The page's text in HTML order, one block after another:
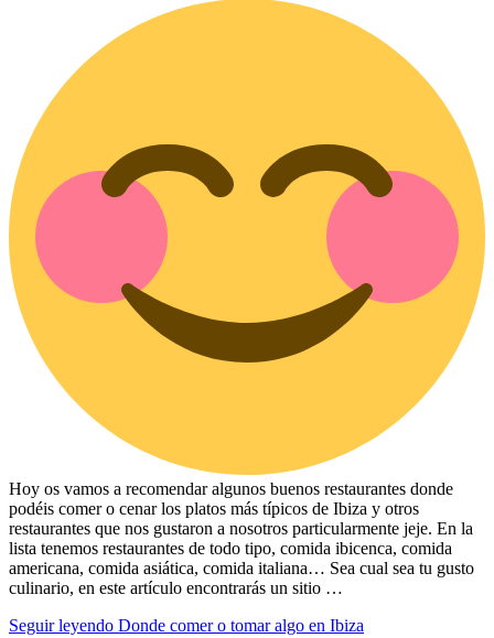
Hoy os vamos a recomendar algunos buenos restaurantes donde
podéis comer o cenar los platos más típicos de Ibiza y otros
restaurantes que nos gustaron a nosotros particularmente jeje. En la
lista tenemos restaurantes de todo tipo, comida ibicenca, comida
americana, comida asiática, comida italiana… Sea cual sea tu gusto
culinario, en este artículo encontrarás un sitio …
Seguir leyendo Donde comer o tomar algo en Ibiza